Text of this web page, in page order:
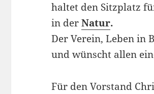
haltet den Sitzplatz
in derNatur.
Der Verein, Leben in
und wünscht allen
Für den Vorstand